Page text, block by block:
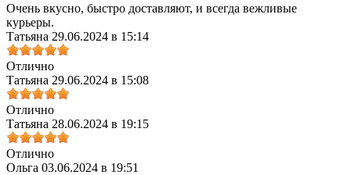
Очень вкусно, быстро доставляют, и всегда вежливые
курьеры.
Татьяна 29.06.2024 в 15:14
Отлично
Татьяна 29.06.2024 в 15:08
Отлично
Татьяна 28.06.2024 в 19:15
Отлично
Ольга 03.06.2024 в 19:51